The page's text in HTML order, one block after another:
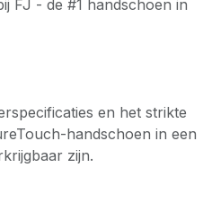
FJ - de #1 handschoen in
en het strikte
handschoen in een
zijn.